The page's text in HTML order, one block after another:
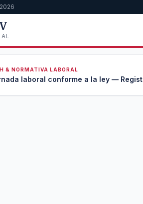
& NORMATIVA LABORAL
laboral conforme a la ley —